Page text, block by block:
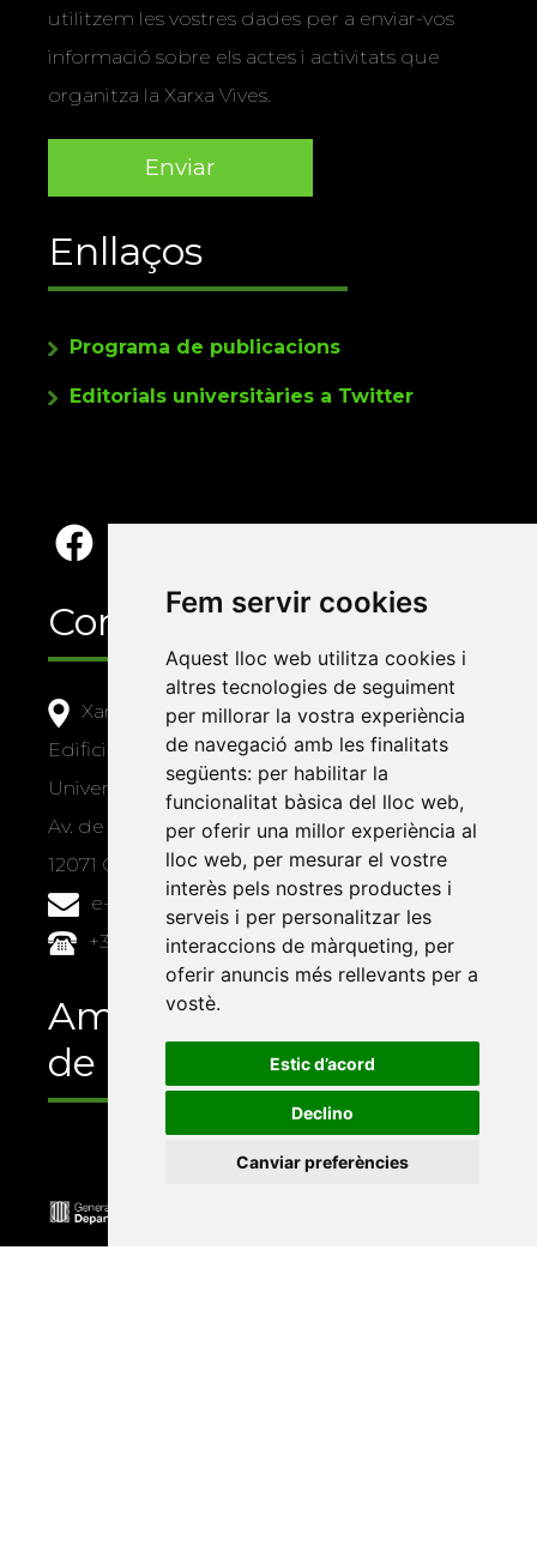
Fem servir cookies
Aquest lloc web utilitza cookies i
altres tecnologies de seguiment
per millorar la vostra experiència
de navegació amb les finalitats
següents: per habilitar la
funcionalitat bàsica del lloc web,
per oferir una millor experiència al
lloc web, per mesurar el vostre
interès pels nostres productes i
serveis i per personalitzar les
interaccions de màrqueting, per
oferir anuncis més rellevants per a
vostè.
Estic d’acord
Declino
Canviar preferències
utilitzem les vostres dades per a enviar-vos
informació sobre els actes i activitats que
organitza la Xarxa Vives.
Enllaços
Programa de publicacions
Editorials universitàries a Twitter
Contacte
Xarxa Vives d'Universitats
Edifici Àgora
Universitat Jaume I, local 10
Av. de Vicent Sos Baynat, s/n
12071 Castelló de la Plana
e-buc@vives.org
+34 964 72 89 93
Amb el suport
de